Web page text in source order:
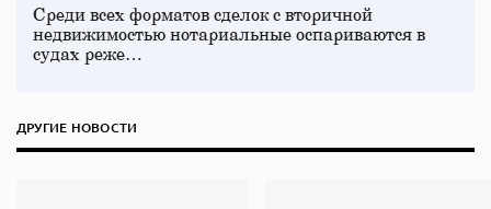
Среди всех форматов сделок с вторичной
недвижимостью нотариальные оспариваются в
судах реже…
ДРУГИЕ НОВОСТИ